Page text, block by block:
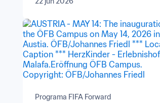
Programa FIFA Forward